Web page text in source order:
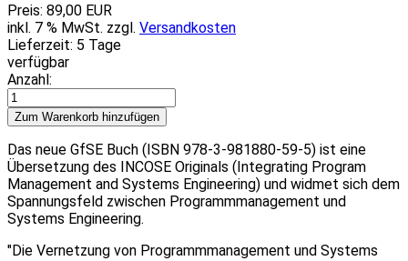
Preis: 89,00 EUR
inkl. 7 % MwSt. zzgl. Versandkosten
Lieferzeit: 5 Tage
verfügbar
Anzahl:
Das neue GfSE Buch (ISBN 978-3-981880-59-5) ist eine
Übersetzung des INCOSE Originals (Integrating Program
Management and Systems Engineering) und widmet sich dem
Spannungsfeld zwischen Programmmanagement und
Systems Engineering.
"Die Vernetzung von Programmmanagement und Systems